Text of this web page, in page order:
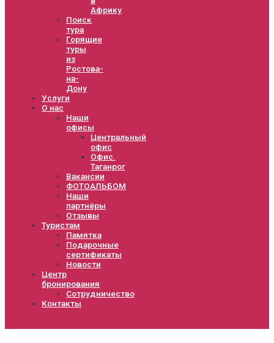
Африку
Поиск
тура
Горящие
туры
из
Ростова-
на-
Дону
Услуги
О нас
Наши
офисы
Центральный
офис
Офис.
Таганрог
Вакансии
ФОТОАЛЬБОМ
Наши
партнёры
Отзывы
Туристам
Памятка
Подарочные
сертификаты
Новости
Центр
бронирования
Сотрудничество
Контакты